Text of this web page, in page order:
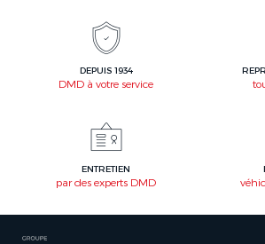
DEPUIS 1934
DMD à votre service
ENTRETIEN
par des experts DMD